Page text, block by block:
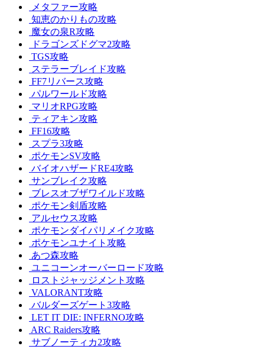
メタファー攻略
知恵のかりもの攻略
魔女の泉R攻略
ドラゴンズドグマ2攻略
TGS攻略
ステラーブレイド攻略
FF7リバース攻略
パルワールド攻略
マリオRPG攻略
ティアキン攻略
FF16攻略
スプラ3攻略
ポケモンSV攻略
バイオハザードRE4攻略
サンブレイク攻略
ブレスオブザワイルド攻略
ポケモン剣盾攻略
アルセウス攻略
ポケモンダイパリメイク攻略
ポケモンユナイト攻略
あつ森攻略
ユニコーンオーバーロード攻略
ロストジャッジメント攻略
VALORANT攻略
バルダーズゲート3攻略
LET IT DIE: INFERNO攻略
ARC Raiders攻略
サブノーティカ2攻略